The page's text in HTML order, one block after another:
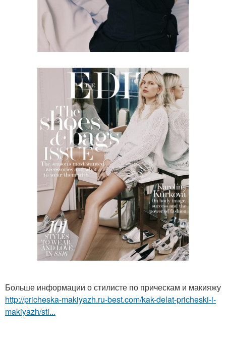
Больше информации о стилисте по прическам и макияжу
http://pricheska-makiyazh.ru-best.com/kak-delat-pricheski-i-
makiyazh/sti...